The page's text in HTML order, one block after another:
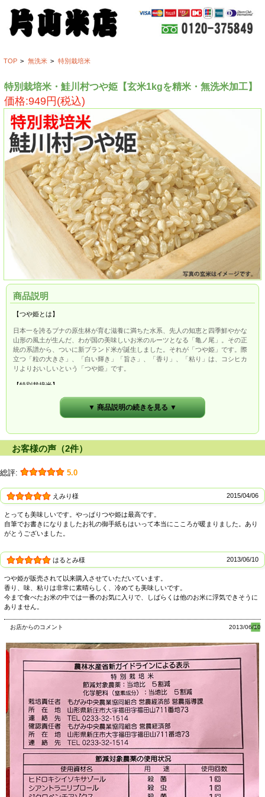
TOP > 無洗米 > 特別栽培米
特別栽培米・鮭川村つや姫【玄米1kgを精米・無洗米加工】
価格:949円(税込)
商品説明
【つや姫とは】
日本一を誇るブナの原生林が育む滋養に満ちた水系、先人の知恵と四季鮮やかな
山形の風土が生んだ、わが国の美味しいお米のルーツとなる「亀ノ尾」。その正
統の系譜から、ついに新ブランド米が誕生しました。それが「つや姫」です。際
立つ「粒の大きさ」、「白い輝き」「旨さ」、「香り」、「粘り」は、コシヒカ
リよりおいしいという「つや姫」です。
【特別栽培米】
栽培方法は特別栽培か有機栽培に限定してさらに生産者は一定の要件をクリアし
た「つや姫」ブランド化戦略実施本部長（県知事）の認定を受けた農家に限定し
て安全で、おいしさを極めた特別なお米です。誰でも作れるというお米ではあり
りも「白いごはん」が大好きな人にお届けします。
【鮭川特別栽培米】
鮭が遡る鮭川の清流、雄大な自然、肥沃な土地。菌茸産業と畜産との共存によ
り、キノコ→家畜→米作りと自然のサイクルの中で作り上げた自給肥料を使用。
有機肥料は、豊かで健康な土を作り、干ばつ、冷害、害虫を防ぎます。そして苗
は、ひと苗ごとに真心こめて田植えされ、刈りとられた稲は、安心・安全なおい
しいお米となります。大地と水と太陽と。おいしい特別栽培米が出来上がりまし
た。鮭川特別栽培米の栽培基準は、このページの下部に記載してあります。
▼ 商品説明の続きを見る ▼
お客様の声（2件）
総評: 5.0
えみり様 2015/04/06
とっても美味しいです。やっぱりつや姫は最高です。
自筆でお書きになりましたお礼の御手紙もはいって本当にこころが暖まりました。あり
がとうございました。
はるとみ様 2013/06/10
つや姫が販売されて以来購入させていただいています。
香り、味、粘りは非常に素晴らしく、冷めても美味しいです。
今まで食べたお米の中では一番のお気に入りで、しばらくは他のお米に浮気できそうに
ありません。
お店からのコメント 2013/06/10